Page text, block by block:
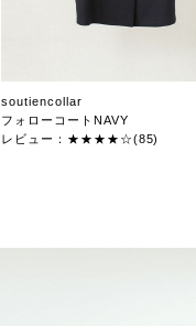
soutiencollar
フォローコートNAVY
レビュー：★★★★☆(85)